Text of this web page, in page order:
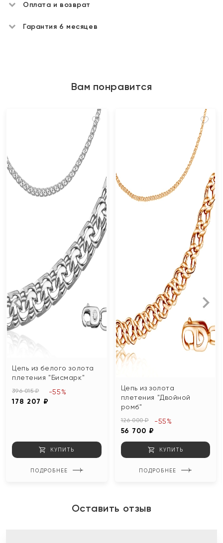
Оплата и возврат
Гарантия 6 месяцев
Вам понравится
Цепь из белого золота
плетения "Бисмарк"
396 015 ₽
178 207 ₽
-55%
КУПИТЬ
ПОДРОБНЕЕ
Цепь из золота
плетения "Двойной
ромб"
126 000 ₽
56 700 ₽
-55%
КУПИТЬ
ПОДРОБНЕЕ
Оставить отзыв